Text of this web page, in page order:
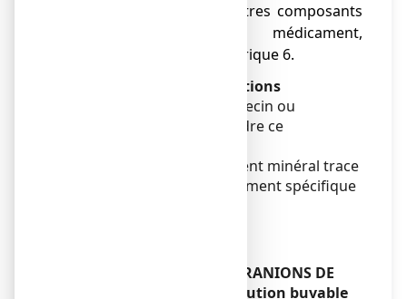
active ou à l’un des autres composants
contenus dans ce médicament,
mentionnés dans la rubrique 6.
Avertissements et précautions
Adressez-vous à votre médecin ou
pharmacien avant de prendre ce
Le traitement par cet élément minéral trace
ne dispense pas d'un traitement spécifique
Autres médicaments et GRANIONS DE
SOUFRE 19,5 mg/2 mL, solution buvable